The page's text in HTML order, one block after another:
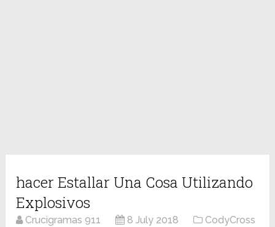
hacer Estallar Una Cosa Utilizando
Explosivos
Crucigramas 911 8 July 2018
CodyCross